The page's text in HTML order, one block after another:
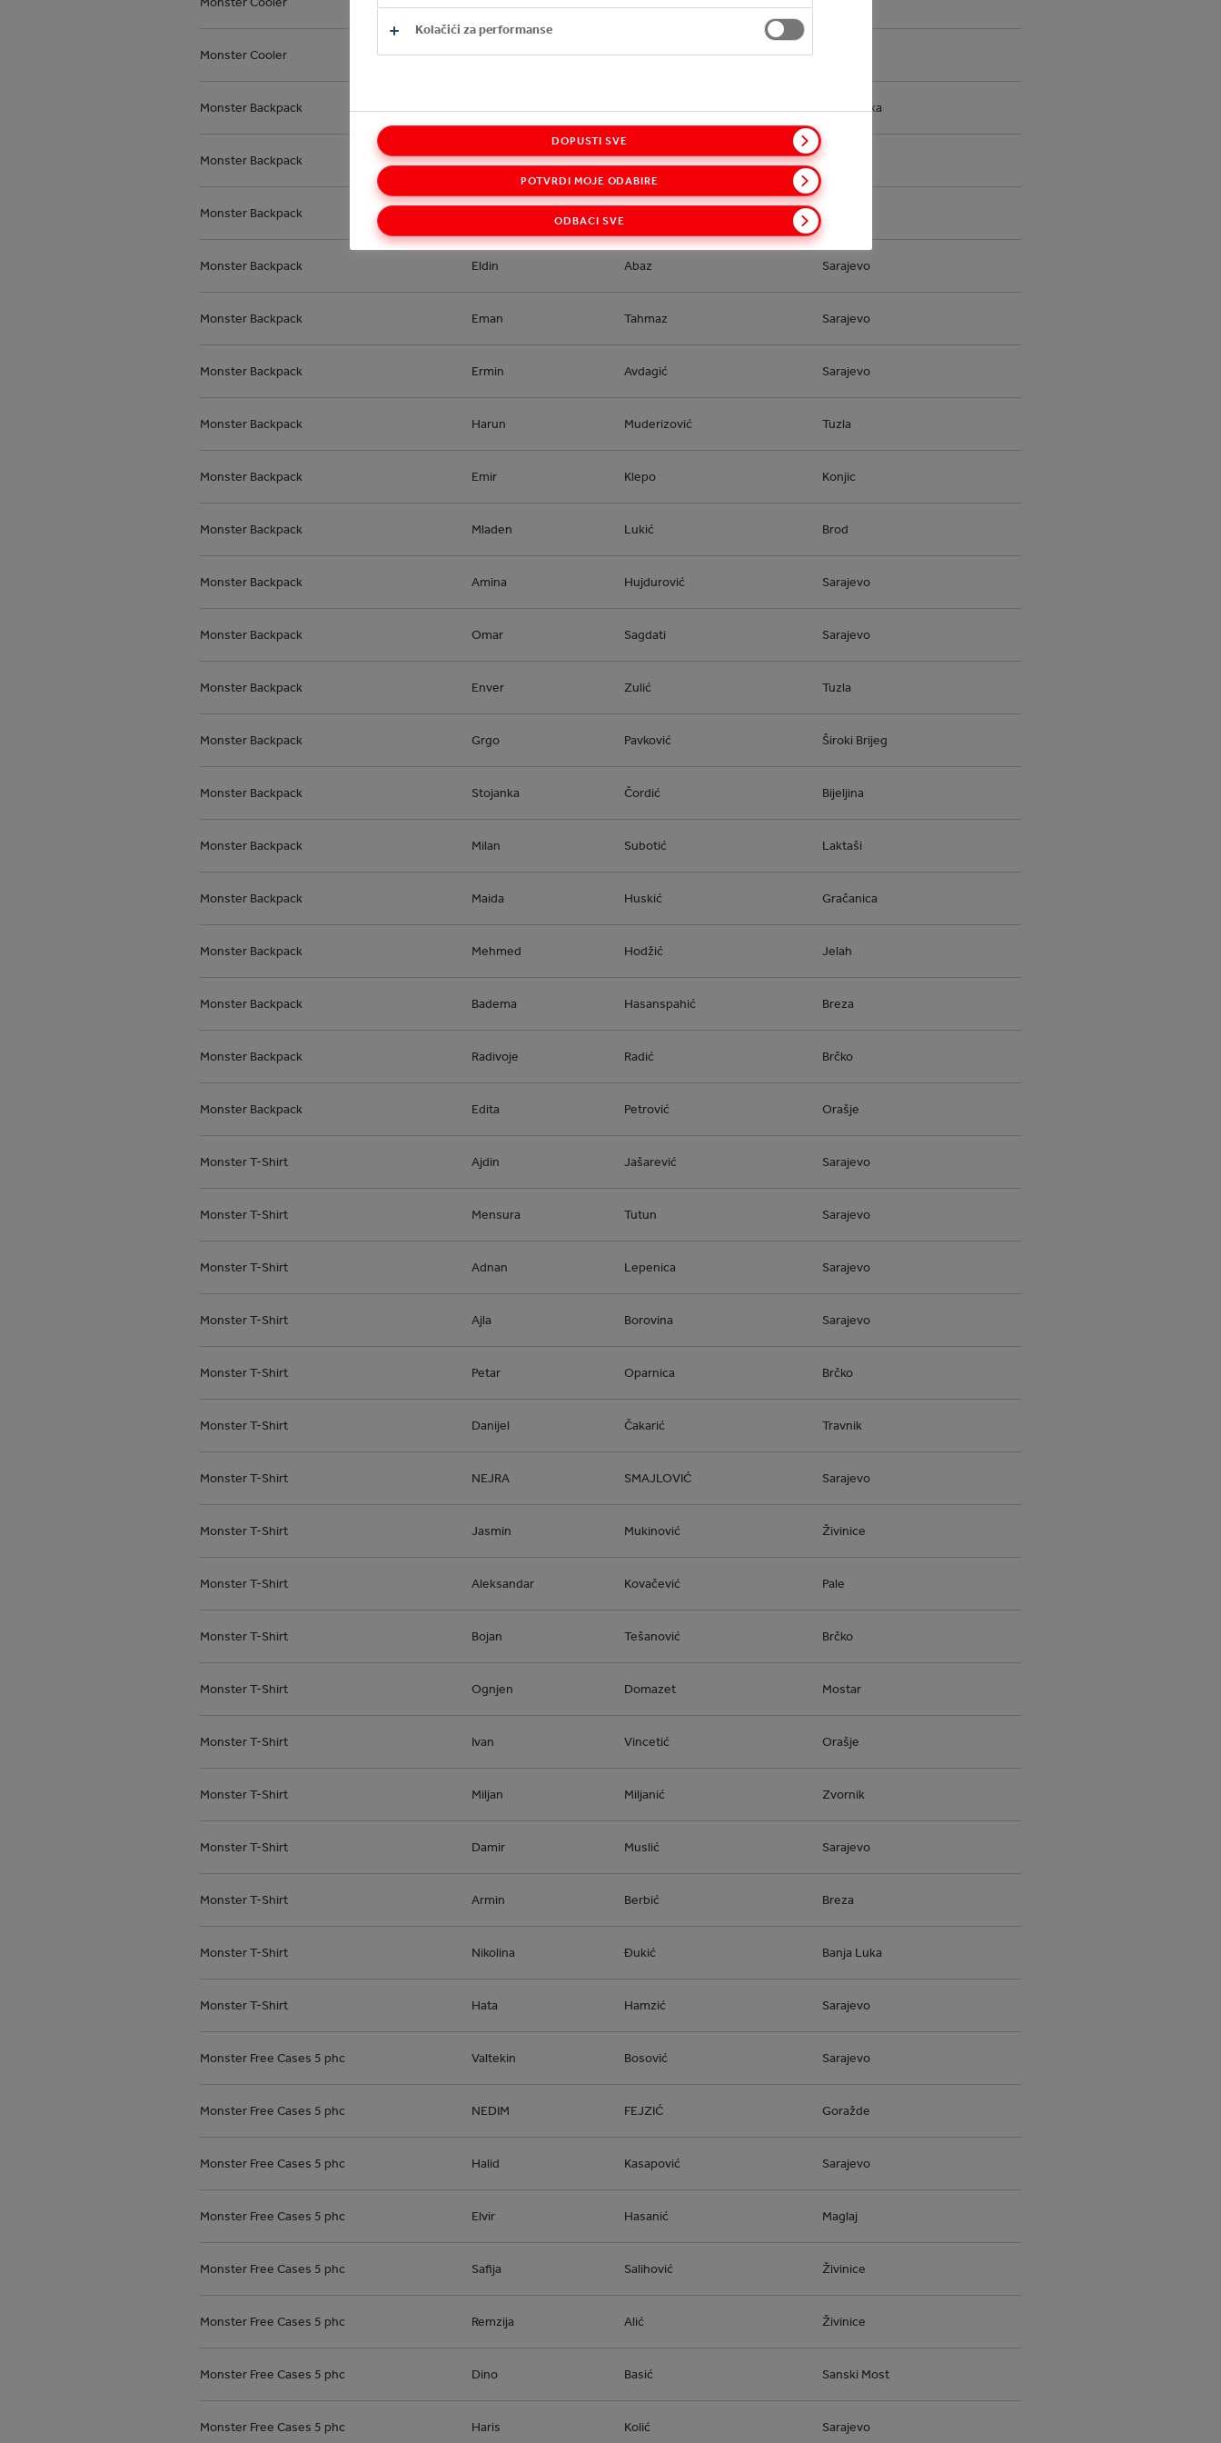
Monster Cooler Mirza Hasanbegović
Monster Backpack Aleksandar Kebara Banja Luka
Monster Backpack Dejan Blagić
Monster Backpack
Monster Backpack Eldin Abaz Sarajevo
Monster Backpack Eman Tahmaz Sarajevo
Monster Backpack Ermin Avdagić Sarajevo
Monster Backpack Harun Muderizović Tuzla
Monster Backpack Emir Klepo Konjic
Monster Backpack Mladen Lukić Brod
Monster Backpack Amina Hujdurović Sarajevo
Monster Backpack Omar Sagdati Sarajevo
Monster Backpack Enver Zulić Tuzla
Monster Backpack Grgo Pavković Široki Brijeg
Monster Backpack Stojanka Čordić Bijeljina
Monster Backpack Milan Subotić Laktaši
Monster Backpack Maida Huskić Gračanica
Monster Backpack Mehmed Hodžić Jelah
Monster Backpack Badema Hasanspahić Breza
Monster Backpack Radivoje Radić Brčko
Monster Backpack Edita Petrović Orašje
Monster T-Shirt Ajdin Jašarević Sarajevo
Monster T-Shirt Mensura Tutun Sarajevo
Monster T-Shirt Adnan Lepenica Sarajevo
Monster T-Shirt Ajla Borovina Sarajevo
Monster T-Shirt Petar Oparnica Brčko
Monster T-Shirt Danijel Čakarić Travnik
Monster T-Shirt NEJRA SMAJLOVIĆ Sarajevo
Monster T-Shirt Jasmin Mukinović Živinice
Monster T-Shirt Aleksandar Kovačević Pale
Monster T-Shirt Bojan Tešanović Brčko
Monster T-Shirt Ognjen Domazet Mostar
Monster T-Shirt Ivan Vincetić Orašje
Monster T-Shirt Miljan Miljanić Zvornik
Monster T-Shirt Damir Muslić Sarajevo
Monster T-Shirt Armin Berbić Breza
Monster T-Shirt Nikolina Đukić Banja Luka
Monster T-Shirt Hata Hamzić Sarajevo
Monster Free Cases 5 phc Valtekin Bosović Sarajevo
Monster Free Cases 5 phc NEDIM FEJZIĆ Goražde
Monster Free Cases 5 phc Halid Kasapović Sarajevo
Monster Free Cases 5 phc Elvir Hasanić Maglaj
Monster Free Cases 5 phc Safija Salihović Živinice
Monster Free Cases 5 phc Remzija Alić Živinice
Monster Free Cases 5 phc Dino Basić Sanski Most
Monster Free Cases 5 phc Haris Kolić Sarajevo
Kolačići za performanse
ODBACI SVE
POTVRDI MOJE ODABIRE
DOPUSTI SVE